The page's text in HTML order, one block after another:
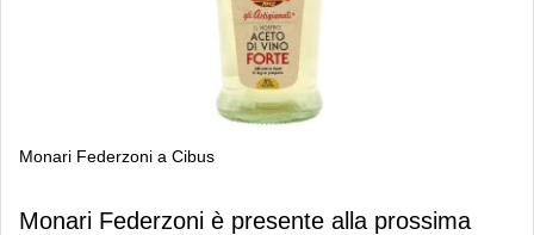
Monari Federzoni a Cibus
Monari Federzoni a Cibus
Monari Federzoni è presente alla prossima